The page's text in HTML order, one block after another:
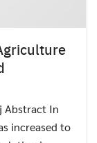
Abstract In
increased to